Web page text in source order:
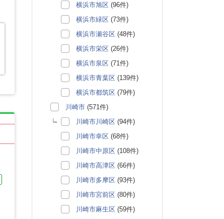
横浜市旭区 (96件)
横浜市緑区 (73件)
横浜市瀬谷区 (48件)
横浜市栄区 (26件)
横浜市泉区 (71件)
横浜市青葉区 (139件)
横浜市都筑区 (79件)
川崎市 (571件)
川崎市川崎区 (94件)
川崎市幸区 (68件)
川崎市中原区 (108件)
川崎市高津区 (66件)
川崎市多摩区 (93件)
川崎市宮前区 (80件)
川崎市麻生区 (59件)